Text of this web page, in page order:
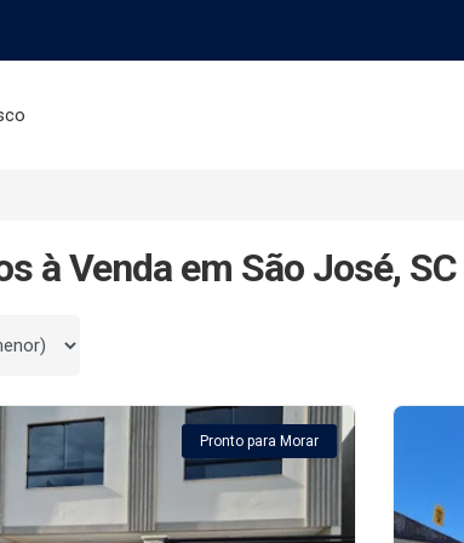
à Venda em São José, SC
Pronto para Morar